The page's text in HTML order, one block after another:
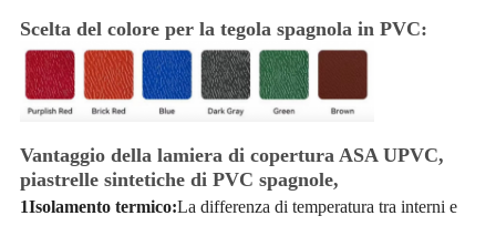
Scelta del colore per la tegola spagnola in PVC:
Vantaggio della lamiera di copertura ASA UPVC,
piastrelle sintetiche di PVC spagnole,
1Isolamento termico:La differenza di temperatura tra interni e